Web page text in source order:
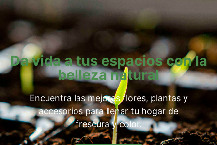
Da vida a tus espacios con la
belleza natural
Encuentra las mejores flores, plantas y
accesorios para llenar tu hogar de
frescura y color.